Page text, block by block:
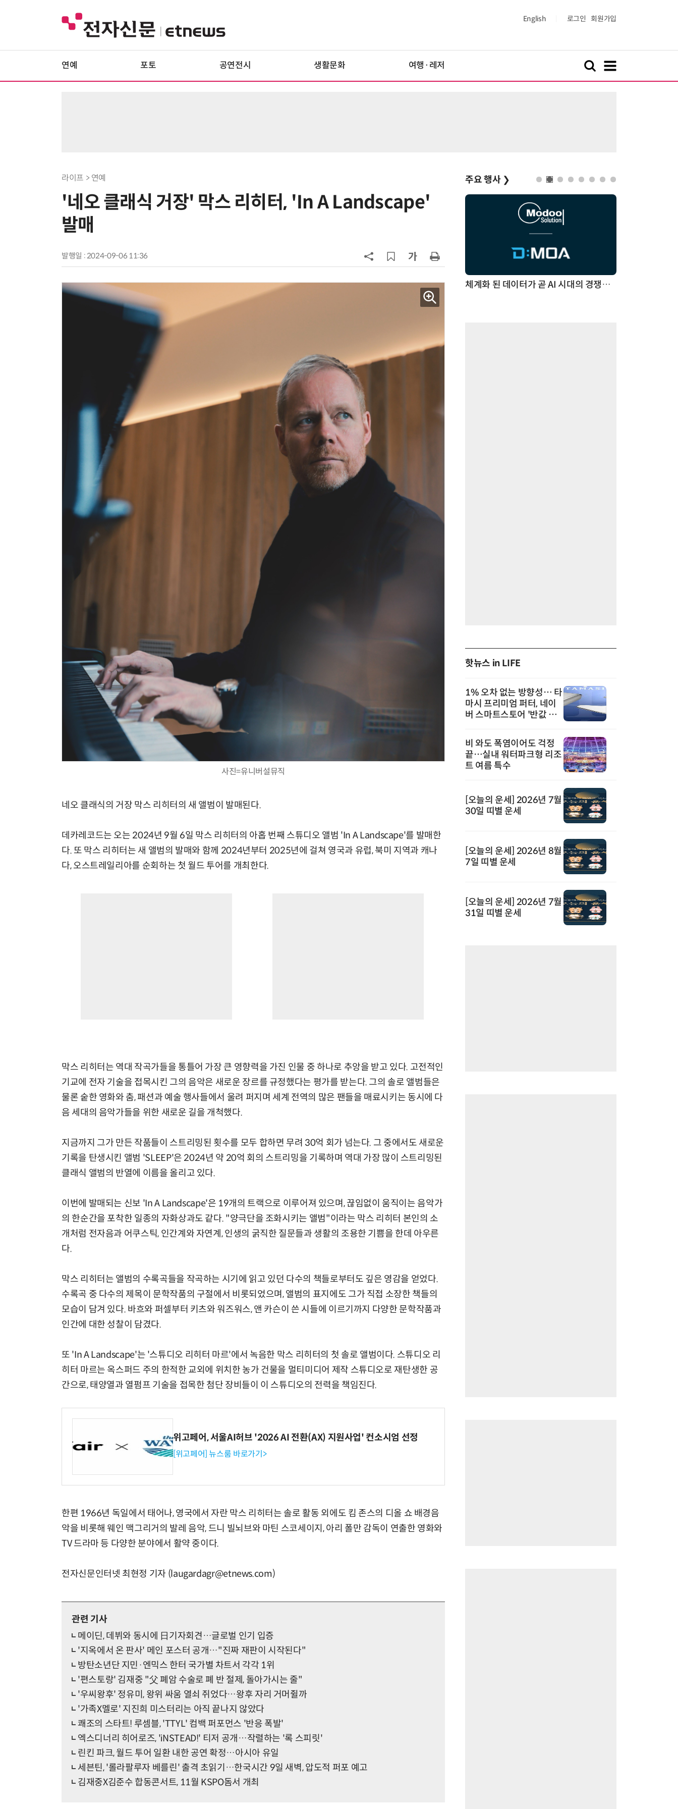
English 로그인 회원가입
연예 포토 공연전시 생활문화 여행·레저
라이프 > 연예
'네오 클래식 거장' 막스 리히터, 'In A Landscape'
발매
발행일 : 2024-09-06 11:36
사진=유니버설뮤직
네오 클래식의 거장 막스 리히터의 새 앨범이 발매된다.
데카레코드는 오는 2024년 9월 6일 막스 리히터의 아홉 번째 스튜디오 앨범 'In A Landscape'를 발매한
다. 또 막스 리히터는 새 앨범의 발매와 함께 2024년부터 2025년에 걸쳐 영국과 유럽, 북미 지역과 캐나
다, 오스트레일리아를 순회하는 첫 월드 투어를 개최한다.
막스 리히터는 역대 작곡가들을 통틀어 가장 큰 영향력을 가진 인물 중 하나로 추앙을 받고 있다. 고전적인
기교에 전자 기술을 접목시킨 그의 음악은 새로운 장르를 규정했다는 평가를 받는다. 그의 솔로 앨범들은
물론 숱한 영화와 춤, 패션과 예술 행사들에서 울려 퍼지며 세계 전역의 많은 팬들을 매료시키는 동시에 다
음 세대의 음악가들을 위한 새로운 길을 개척했다.
지금까지 그가 만든 작품들이 스트리밍된 횟수를 모두 합하면 무려 30억 회가 넘는다. 그 중에서도 새로운
기록을 탄생시킨 앨범 'SLEEP'은 2024년 약 20억 회의 스트리밍을 기록하며 역대 가장 많이 스트리밍된
클래식 앨범의 반열에 이름을 올리고 있다.
이번에 발매되는 신보 'In A Landscape'은 19개의 트랙으로 이루어져 있으며, 끊임없이 움직이는 음악가
의 한순간을 포착한 일종의 자화상과도 같다. "양극단을 조화시키는 앨범"이라는 막스 리히터 본인의 소
개처럼 전자음과 어쿠스틱, 인간계와 자연계, 인생의 굵직한 질문들과 생활의 조용한 기쁨을 한데 아우른
다.
막스 리히터는 앨범의 수록곡들을 작곡하는 시기에 읽고 있던 다수의 책들로부터도 깊은 영감을 얻었다.
수록곡 중 다수의 제목이 문학작품의 구절에서 비롯되었으며, 앨범의 표지에도 그가 직접 소장한 책들의
모습이 담겨 있다. 바흐와 퍼셀부터 키츠와 워즈워스, 앤 카슨이 쓴 시들에 이르기까지 다양한 문학작품과
인간에 대한 성찰이 담겼다.
또 'In A Landscape'는 '스튜디오 리히터 마르'에서 녹음한 막스 리히터의 첫 솔로 앨범이다. 스튜디오 리
히터 마르는 옥스퍼드 주의 한적한 교외에 위치한 농가 건물을 멀티미디어 제작 스튜디오로 재탄생한 공
간으로, 태양열과 열펌프 기술을 접목한 첨단 장비들이 이 스튜디오의 전력을 책임진다.
위고페어, 서울AI허브 '2026 AI 전환(AX) 지원사업' 컨소시엄 선정
[위고페어] 뉴스룸 바로가기>
한편 1966년 독일에서 태어나, 영국에서 자란 막스 리히터는 솔로 활동 외에도 킴 존스의 디올 쇼 배경음
악을 비롯해 웨인 맥그리거의 발레 음악, 드니 빌뇌브와 마틴 스코세이지, 아리 폴만 감독이 연출한 영화와
TV 드라마 등 다양한 분야에서 활약 중이다.
전자신문인터넷 최현정 기자 (laugardagr@etnews.com)
관련 기사
메이딘, 데뷔와 동시에 日기자회견…글로벌 인기 입증
'지옥에서 온 판사' 메인 포스터 공개…"진짜 재판이 시작된다"
방탄소년단 지민·엔믹스 한터 국가별 차트서 각각 1위
'편스토랑' 김재중 "父 폐암 수술로 폐 반 절제, 돌아가시는 줄"
'우씨왕후' 정유미, 왕위 싸움 열쇠 쥐었다…왕후 자리 거머쥘까
'가족X멜로' 지진희 미스터리는 아직 끝나지 않았다
쾌조의 스타트! 루셈블, 'TTYL' 컴백 퍼포먼스 '반응 폭발'
엑스디너리 히어로즈, 'iNSTEAD!' 티저 공개…작렬하는 '록 스피릿'
린킨 파크, 월드 투어 일환 내한 공연 확정…아시아 유일
세븐틴, '롤라팔루자 베를린' 출격 초읽기…한국시간 9일 새벽, 압도적 퍼포 예고
김재중X김준수 합동콘서트, 11월 KSPO돔서 개최
주요 행사 ❯
AI Native Enterprise를 지원하는 AI Ready Data 플랫폼 활용 전략 AI 시대의 옵저버빌리티: GPU·LLM 모니터링부터 AI 기반 장애 대응까지 체계화 된 데이터가 곧 AI 시대의 경쟁력이다
핫뉴스 in LIFE
1% 오차 없는 방향성… 타
마시 프리미엄 퍼터, 네이
버 스마트스토어 '반값 할
비 와도 폭염이어도 걱정
끝…실내 워터파크형 리조
트 여름 특수
[오늘의 운세] 2026년 7월
30일 띠별 운세
[오늘의 운세] 2026년 8월
7일 띠별 운세
[오늘의 운세] 2026년 7월
31일 띠별 운세